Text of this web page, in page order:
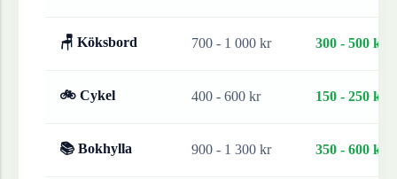
🪑 Köksbord 700 - 1 000 kr 300 - 500 kr
🚲 Cykel 400 - 600 kr 150 - 250 kr
📚 Bokhylla 900 - 1 300 kr 350 - 600 kr